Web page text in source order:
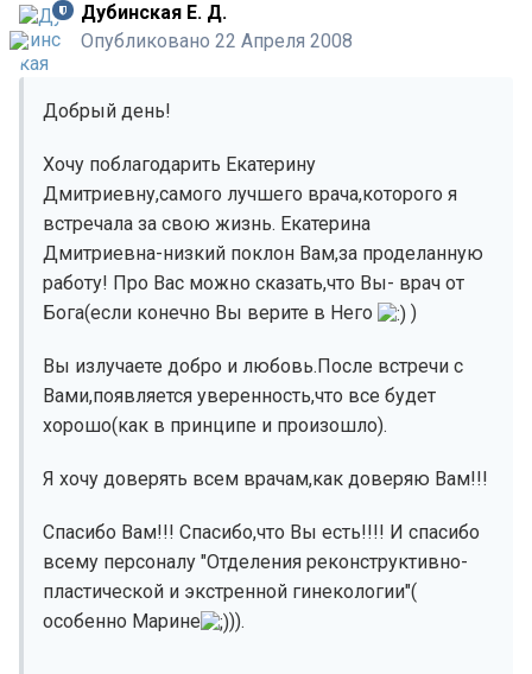
Дубинская Е. Д.
Опубликовано 22 Апреля 2008
Добрый день!
Хочу поблагодарить Екатерину
Дмитриевну,самого лучшего врача,которого я
встречала за свою жизнь. Екатерина
Дмитриевна-низкий поклон Вам,за проделанную
работу! Про Вас можно сказать,что Вы- врач от
Бога(если конечно Вы верите в Него
)
Вы излучаете добро и любовь.После встречи с
Вами,появляется уверенность,что все будет
хорошо(как в принципе и произошло).
Я хочу доверять всем врачам,как доверяю Вам!!!
Спасибо Вам!!! Спасибо,что Вы есть!!!! И спасибо
всему персоналу "Отделения реконструктивно-
пластической и экстренной гинекологии"(
особенно Марине
)).